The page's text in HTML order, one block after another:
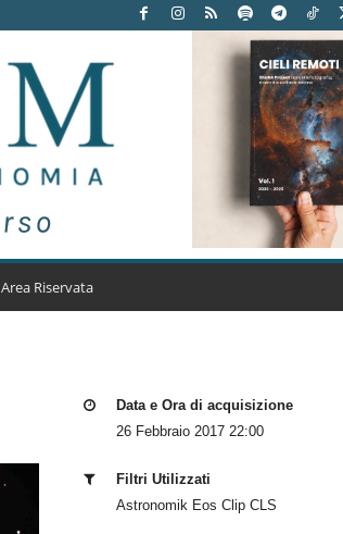
Area Riservata
Data e Ora di acquisizione
26 Febbraio 2017 22:00
Filtri Utilizzati
Astronomik Eos Clip CLS